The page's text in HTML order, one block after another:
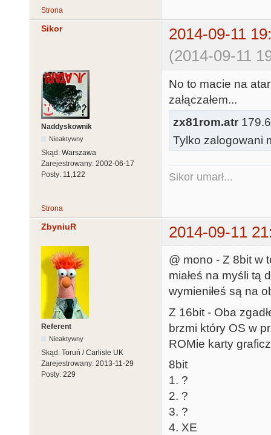
Strona
Sikor
2014-09-11
(2014-09-11
Naddyskownik
Nieaktywny
Skąd: Warszawa
Zarejestrowany: 2002-06-17
Posty: 11,122
No to macie na
załączałem...
zx81rom.atr
Tylko zalogowani
Sikor umarł...
Strona
ZbyniuR 2014-09-11
Referent
Nieaktywny
Skąd: Toruń / Carlisle UK
Zarejestrowany: 2013-11-29
Posty: 229
@ mono - Z 8bit w
miałeś na myśli tą
wymieniłeś są na
Z 16bit - Oba
brzmi który OS w
ROMie karty
8bit
1. ?
2. ?
3. ?
4. XE